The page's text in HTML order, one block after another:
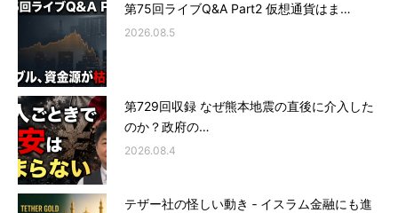
第75回ライブQ&A Part2 仮想通貨はま…
2026.08.5
第729回収録 なぜ熊本地震の直後に介入した
のか？政府の…
2026.08.4
テザー社の怪しい動き ‐ イスラム金融にも進